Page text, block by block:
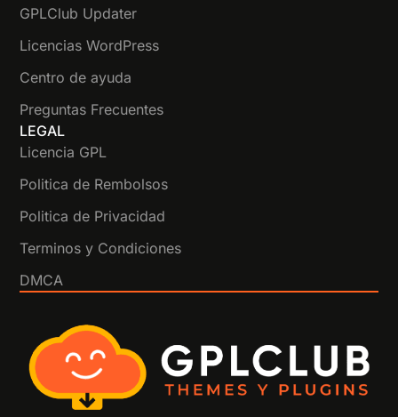
GPLClub Updater
Licencias WordPress
Centro de ayuda
Preguntas Frecuentes
LEGAL
Licencia GPL
Politica de Rembolsos
Politica de Privacidad
Terminos y Condiciones
DMCA